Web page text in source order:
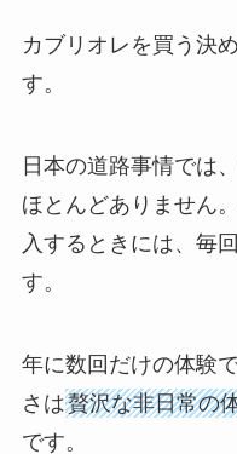
カブリオレを買う決
す。
日本の道路事情では
ほとんどありません
入するときには、毎
す。
年に数回だけの体験
さは贅沢な非日常の
です。